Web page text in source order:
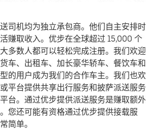
司机均为独立承包商。他们自主安排时
赚取收入。优步在全球超过 15,000 个
多数人都可以轻松完成注册。我们欢迎
车、出租车、加长豪华轿车、餐饮车和
的用户成为我们的合作车主。我们也欢
平台提供共享出行服务和披萨派送服务
台。通过优步提供派送服务是赚取额外
您还可能有资格通过优步提供接载服
简单。